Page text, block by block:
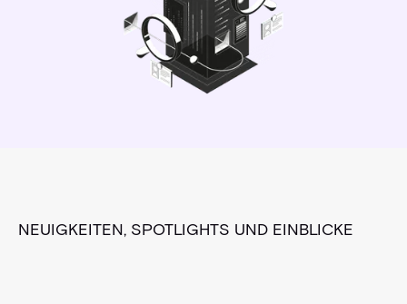
NEUIGKEITEN, SPOTLIGHTS UND EINBLICKE